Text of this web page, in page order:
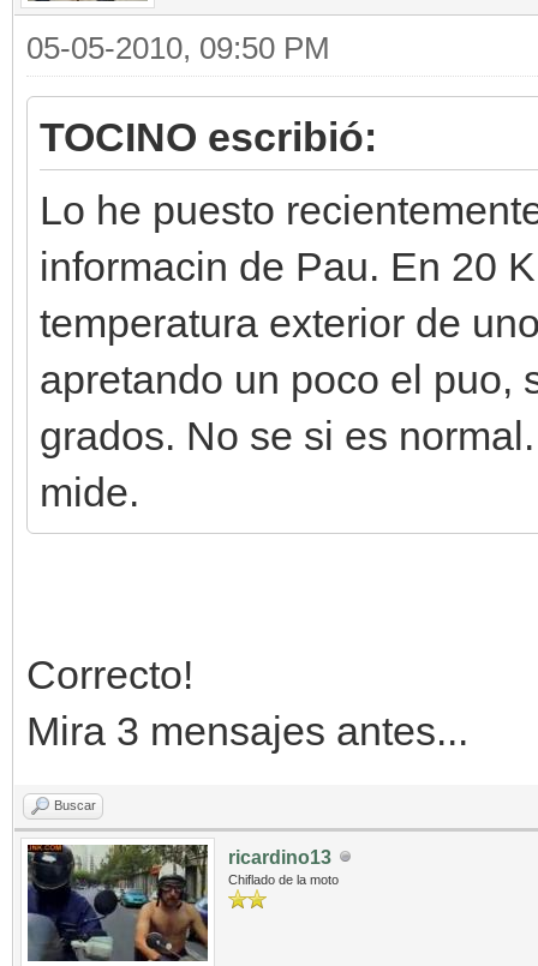
05-05-2010, 09:50 PM
TOCINO escribió:
Lo he puesto
informacin de Pau. En 20
temperatura exterior de
apretando un poco el puo,
grados. No se si es
mide.
Correcto!
Mira 3 mensajes antes...
Buscar
ricardino13
Chiflado de la moto